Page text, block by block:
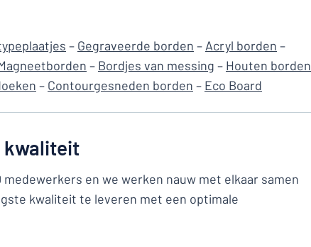
– Gegraveerde borden – Acryl borden –
– Bordjes van messing – Houten borden
– Contourgesneden borden – Eco Board
kwaliteit
en we werken nauw met elkaar samen
kwaliteit te leveren met een optimale